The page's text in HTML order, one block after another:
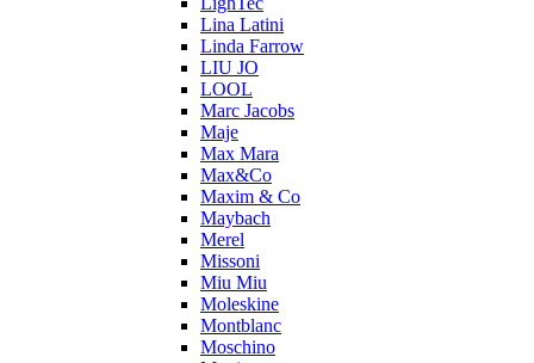
Lina Latini
Linda Farrow
LIU JO
LOOL
Marc Jacobs
Maje
Max Mara
Max&Co
Maxim & Co
Maybach
Merel
Missoni
Miu Miu
Moleskine
Montblanc
Moschino